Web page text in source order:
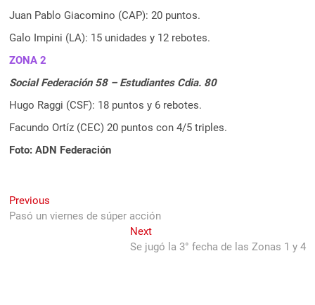
Juan Pablo Giacomino (CAP): 20 puntos.
Galo Impini (LA): 15 unidades y 12 rebotes.
ZONA 2
Social Federación 58 – Estudiantes Cdia. 80
Hugo Raggi (CSF): 18 puntos y 6 rebotes.
Facundo Ortíz (CEC) 20 puntos con 4/5 triples.
Foto: ADN Federación
Navegación
de
Previous
post:
Pasó un viernes de súper acción
NextNext
post:
Se jugó la 3° fecha de las Zonas 1 y 4